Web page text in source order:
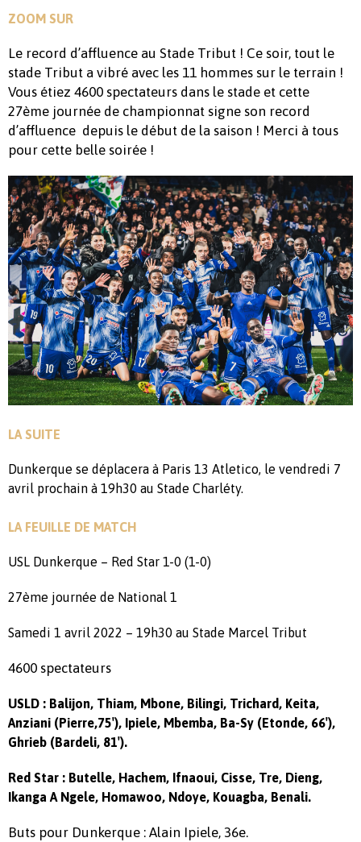
ZOOM SUR
Le record d’affluence au Stade Tribut ! Ce soir, tout le
stade Tribut a vibré avec les 11 hommes sur le terrain !
Vous étiez 4600 spectateurs dans le stade et cette
27ème journée de championnat signe son record
d’affluence depuis le début de la saison ! Merci à tous
pour cette belle soirée !
LA SUITE
Dunkerque se déplacera à Paris 13 Atletico, le vendredi 7
avril prochain à 19h30 au Stade Charléty.
LA FEUILLE DE MATCH
USL Dunkerque – Red Star 1-0 (1-0)
27ème journée de National 1
Samedi 1 avril 2022 – 19h30 au Stade Marcel Tribut
4600 spectateurs
USLD : Balijon, Thiam, Mbone, Bilingi, Trichard, Keita,
Anziani (Pierre,75′), Ipiele, Mbemba, Ba-Sy (Etonde, 66′),
Ghrieb (Bardeli, 81′).
Red Star : Butelle, Hachem, Ifnaoui, Cisse, Tre, Dieng,
Ikanga A Ngele, Homawoo, Ndoye, Kouagba, Benali.
Buts pour Dunkerque : Alain Ipiele, 36e.